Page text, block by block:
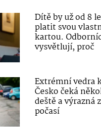
Dítě by už od 8
platit svou
kartou.
vysvětlují, proč
Extrémní vedra
Česko čeká
deště a výrazná
počasí